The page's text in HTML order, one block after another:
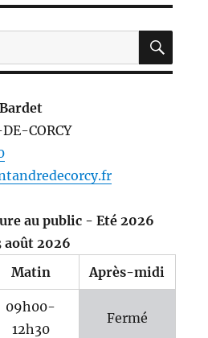
CORCY
au public - Eté 2026
août 2026
Matin
Après-midi
09h00-
12h30
Fermé